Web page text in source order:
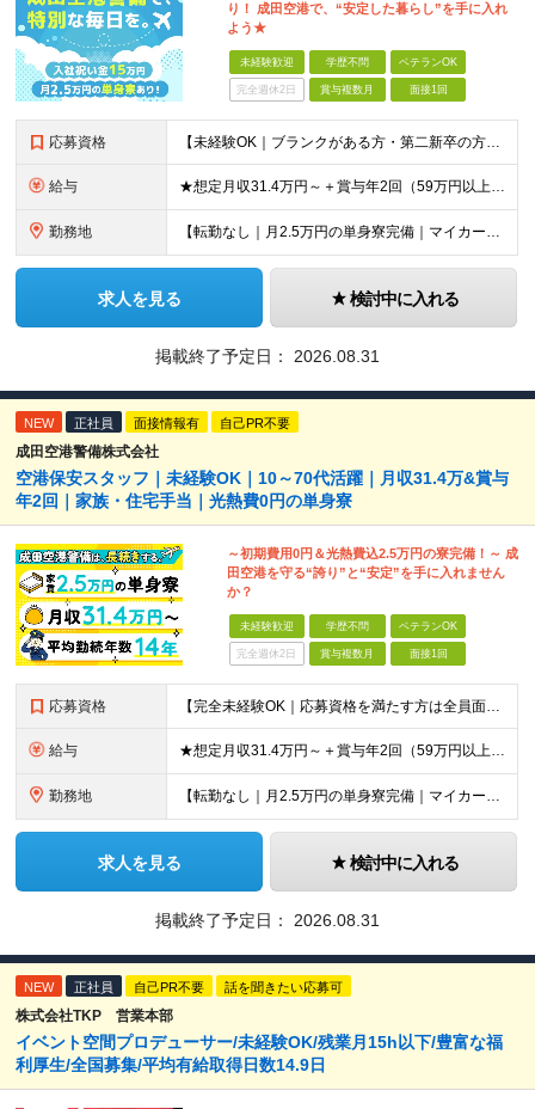
り！ 成田空港で、“安定した暮らし”を手に入れ
よう★
未経験歓迎 学歴不問 ベテランOK
完全週休2日 賞与複数月 面接1回
応募資格 【未経験OK｜ブランクがある方・第二新卒の方・正社員が初めての方も歓迎！】 ★応募資格を満たす方は面接確約！ ★20代・30代の若手スタッフも多数活躍中！ ◎58歳以下の方（長期のキャリア形成を図る
給与 ★想定月収31.4万円～＋賞与年2回（59万円以上） ★入社お祝い金15万円支給 ★水道+光熱費無料の家賃がリーズナブルな社員寮(単身寮)あり！ ★住宅手当&家族手当あり 月給24万5000円以上(
勤務地 【転勤なし｜月2.5万円の単身寮完備｜マイカー・バイク通勤OK】 成田空港または空港関連施設での勤務となります。 お住まいや希望を考慮し、千葉市美浜区・四街道市への配属となる場合もあります。 【本社
求人を見る 検討中に入れる
掲載終了予定日： 2026.08.31
NEW 正社員 面接情報有 自己PR不要
成田空港警備株式会社
空港保安スタッフ｜未経験OK｜10～70代活躍｜月収31.4万&賞与
年2回｜家族・住宅手当｜光熱費0円の単身寮
～初期費用0円＆光熱費込2.5万円の寮完備！～ 成
田空港を守る“誇り”と“安定”を手に入れません
か？
未経験歓迎 学歴不問 ベテランOK
完全週休2日 賞与複数月 面接1回
応募資格 【完全未経験OK｜応募資格を満たす方は全員面接！】 ◎学歴不問／前職不問／転職回数不問 ◎自動車免許・英語力なども一切不問 ◎58歳以下の方（長期のキャリア形成を図るため） ブランクがある方、正社員
給与 ★想定月収31.4万円～＋賞与年2回（59万円以上） ★入社お祝い金15万円支給 ★水道+光熱費無料の家賃がリーズナブルな社員寮(単身寮)あり！ 月給24万5000円以上(基本給21万1000円＋業
勤務地 【転勤なし｜月2.5万円の単身寮完備｜マイカー・バイク通勤OK】 成田空港または空港関連施設での勤務となります。 お住まいや希望を考慮し、千葉市美浜区・四街道市への配属となる場合もあります。 【本社
求人を見る 検討中に入れる
掲載終了予定日： 2026.08.31
NEW 正社員 自己PR不要 話を聞きたい応募可
株式会社TKP 営業本部
イベント空間プロデューサー/未経験OK/残業月15h以下/豊富な福
利厚生/全国募集/平均有給取得日数14.9日